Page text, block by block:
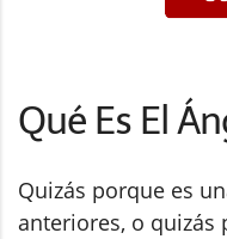
Qué Es El
Quizás porque es
anteriores, o quizás